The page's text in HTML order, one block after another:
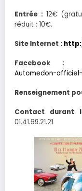
Entrée : 12€
réduit : 10€.
Site Internet :
Facebook :
Automedon-
Renseignement
Contact durant
01.41.69.21.21